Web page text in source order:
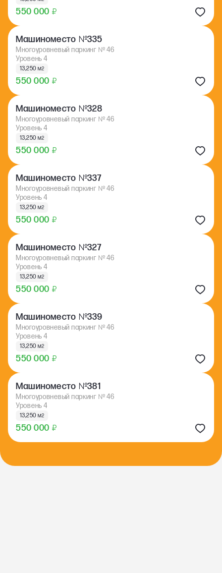
550 000 ₽
Машиноместо №335
Многоуровневый паркинг №46
Уровень 4
550 000 ₽
13,250 м2
Машиноместо №328
Многоуровневый паркинг №46
Уровень 4
550 000 ₽
13,250 м2
Машиноместо №337
Многоуровневый паркинг №46
Уровень 4
550 000 ₽
13,250 м2
Машиноместо №327
Многоуровневый паркинг №46
Уровень 4
550 000 ₽
13,250 м2
Машиноместо №339
Многоуровневый паркинг №46
Уровень 4
550 000 ₽
13,250 м2
Машиноместо №381
Многоуровневый паркинг №46
Уровень 4
550 000 ₽
13,250 м2